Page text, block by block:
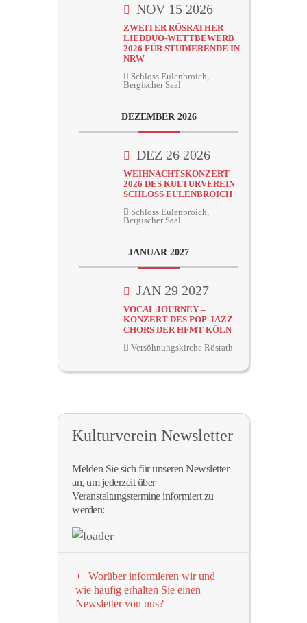
NOV 15 2026
ZWEITER RÖSRATHER
LIEDDUO-WETTBEWERB
2026 FÜR STUDIERENDE IN
NRW
Schloss Eulenbroich,
Bergischer Saal
DEZEMBER 2026
DEZ 26 2026
WEIHNACHTSKONZERT
2026 DES KULTURVEREIN
SCHLOSS EULENBROICH
Schloss Eulenbroich,
Bergischer Saal
JANUAR 2027
JAN 29 2027
VOCAL JOURNEY –
KONZERT DES POP-JAZZ-
CHORS DER HFMT KÖLN
Versöhnungskirche Rösrath
Kulturverein Newsletter
Melden Sie sich für unseren Newsletter
an, um jederzeit über
Veranstaltungstermine informiert zu
werden:
Worüber informieren wir und
wie häufig erhalten Sie einen
Newsletter von uns?